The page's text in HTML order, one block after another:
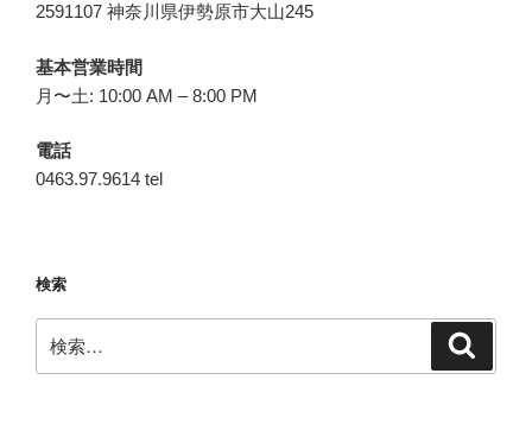
2591107 神奈川県伊勢原市大山245
基本営業時間
月〜土: 10:00 AM – 8:00 PM
電話
0463.97.9614 tel
検索
索: